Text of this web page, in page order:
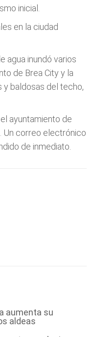
inicial.
en la ciudad
agua inundó varios
de Brea City y la
y baldosas del techo,
ayuntamiento de
Un correo electrónico
de inmediato.
aumenta su
aldeas